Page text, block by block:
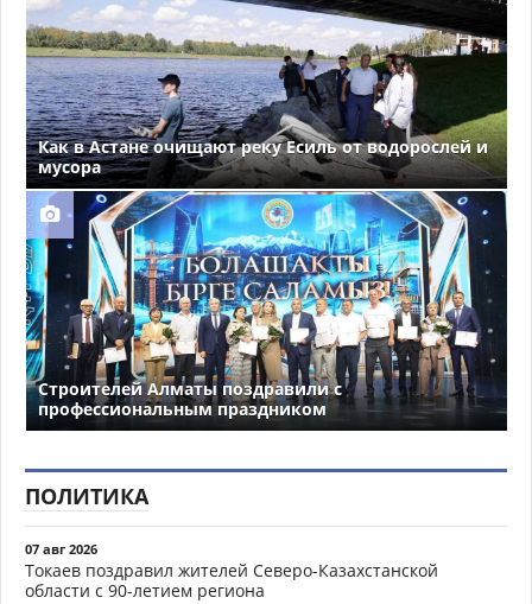
Как в Астане очищают реку Есиль от водорослей и
мусора
Строителей Алматы поздравили с
профессиональным праздником
ПОЛИТИКА
07 авг 2026
Токаев поздравил жителей Северо-Казахстанской
области с 90-летием региона